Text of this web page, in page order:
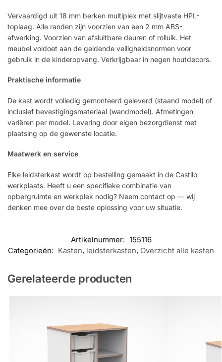
Vervaardigd uit 18 mm berken multiplex met slijtvaste HPL-
toplaag. Alle randen zijn voorzien van een 2 mm ABS-
afwerking. Voorzien van afsluitbare deuren of rolluik. Het
meubel voldoet aan de geldende veiligheidsnormen voor
gebruik in de kinderopvang. Verkrijgbaar in negen houtdecors.
Praktische informatie
De kast wordt volledig gemonteerd geleverd (staand model) of
inclusief bevestigingsmateriaal (wandmodel). Afmetingen
variëren per model. Levering door eigen bezorgdienst met
plaatsing op de gewenste locatie.
Maatwerk en service
Elke leidsterkast wordt op bestelling gemaakt in de Castilo
werkplaats. Heeft u een specifieke combinatie van
opbergruimte en werkplek nodig? Neem contact op — wij
denken mee over de beste oplossing voor uw situatie.
Artikelnummer: 155116
Categorieën: Kasten, leidsterkasten, Overzicht alle kasten
Gerelateerde producten